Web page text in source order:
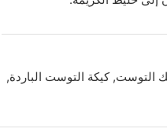
كيكة التوست الباردة,